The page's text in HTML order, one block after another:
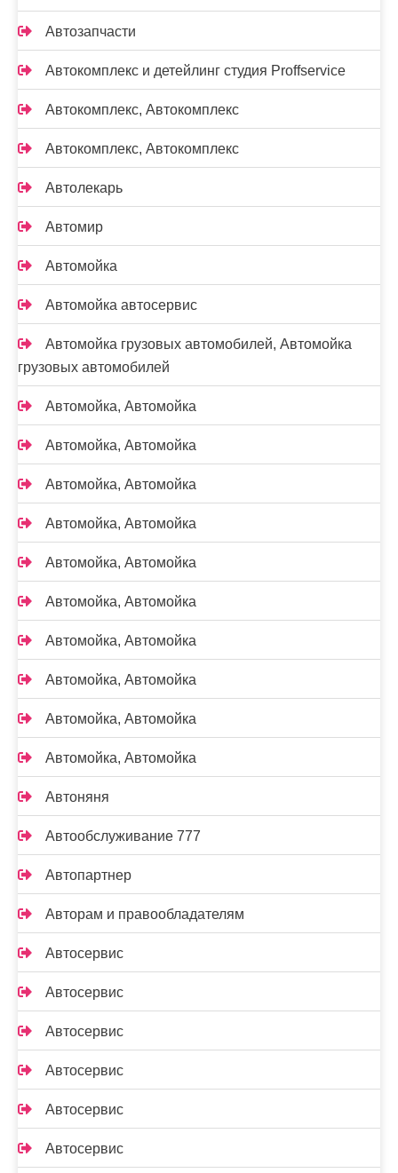
Автозапчасти
Автокомплекс и детейлинг студия Proffservice
Автокомплекс, Автокомплекс
Автокомплекс, Автокомплекс
Автолекарь
Автомир
Автомойка
Автомойка автосервис
Автомойка грузовых автомобилей, Автомойка
грузовых автомобилей
Автомойка, Автомойка
Автомойка, Автомойка
Автомойка, Автомойка
Автомойка, Автомойка
Автомойка, Автомойка
Автомойка, Автомойка
Автомойка, Автомойка
Автомойка, Автомойка
Автомойка, Автомойка
Автомойка, Автомойка
Автоняня
Автообслуживание 777
Автопартнер
Авторам и правообладателям
Автосервис
Автосервис
Автосервис
Автосервис
Автосервис
Автосервис